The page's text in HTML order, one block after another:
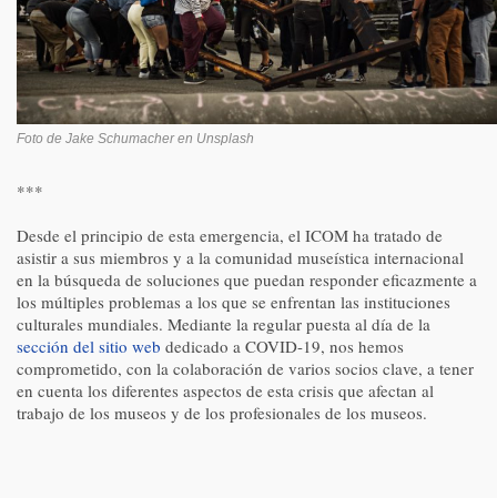
Foto de Jake Schumacher en Unsplash
***
Desde el principio de esta emergencia, el ICOM ha tratado de
asistir a sus miembros y a la comunidad museística internacional
en la búsqueda de soluciones que puedan responder eficazmente a
los múltiples problemas a los que se enfrentan las instituciones
culturales mundiales. Mediante la regular puesta al día de la
sección del sitio web dedicado a COVID-19, nos hemos
comprometido, con la colaboración de varios socios clave, a tener
en cuenta los diferentes aspectos de esta crisis que afectan al
trabajo de los museos y de los profesionales de los museos.